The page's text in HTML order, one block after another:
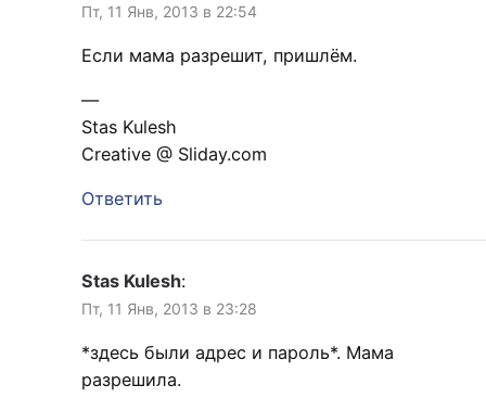
Пт, 11 Янв, 2013 в 22:54
Если мама разрешит, пришлём.
—
Stas Kulesh
Creative @ Sliday.com
Ответить
Stas Kulesh:
Пт, 11 Янв, 2013 в 23:28
*здесь были адрес и пароль*. Мама
разрешила.